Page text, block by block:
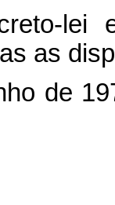
lei
as
de